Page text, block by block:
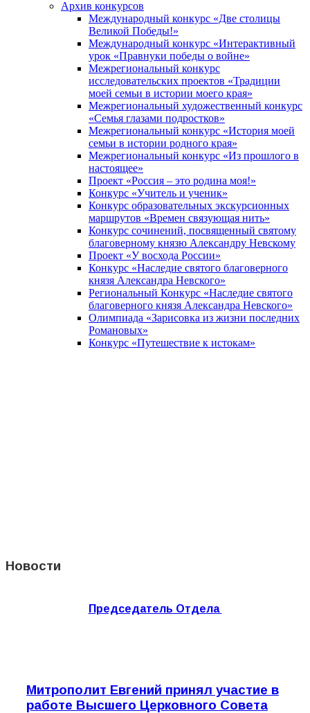
Архив конкурсов
Международный конкурс «Две столицы
Великой Победы!»
Международный конкурс «Интерактивный
урок «Правнуки победы о войне»
Межрегиональный конкурс
исследовательских проектов «Традиции
моей семьи в истории моего края»
Межрегиональный художественный конкурс
«Семья глазами подростков»
Межрегиональный конкурс «История моей
семьи в истории родного края»
Межрегиональный конкурс «Из прошлого в
настоящее»
Проект «Россия – это родина моя!»
Конкурс «Учитель и ученик»
Конкурс образовательных экскурсионных
маршрутов «Времен связующая нить»
Конкурс сочинений, посвященный святому
благоверному князю Александру Невскому
Проект «У восхода России»
Конкурс «Наследие святого благоверного
князя Александра Невского»
Региональный Конкурс «Наследие святого
благоверного князя Александра Невского»
Олимпиада «Зарисовка из жизни последних
Романовых»
Конкурс «Путешествие к истокам»
Новости
Председатель Отдела
Митрополит Евгений принял участие в
работе Высшего Церковного Совета